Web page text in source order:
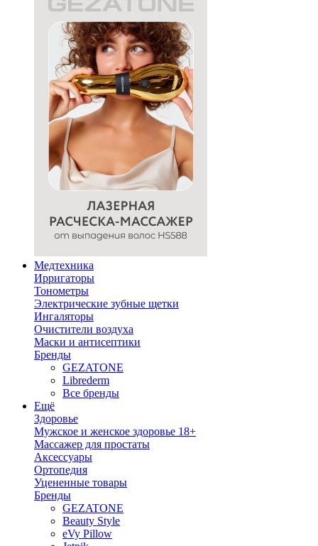
Медтехника
Ирригаторы
Тонометры
Электрические зубные щетки
Ингаляторы
Очистители воздуха
Маски и антисептики
Бренды
GEZATONE
Librederm
Все бренды
Ещё
Здоровье
Мужское и женское здоровье 18+
Массажер для простаты
Аксессуары
Ортопедия
Уцененные товары
Бренды
GEZATONE
Beauty Style
eVy Pillow